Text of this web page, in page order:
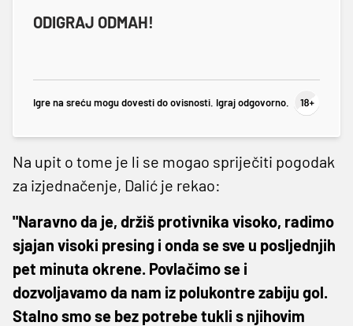
ODIGRAJ ODMAH!
Igre na sreću mogu dovesti do ovisnosti. Igraj odgovorno.
Na upit o tome je li se mogao spriječiti pogodak
za izjednačenje, Dalić je rekao:
"Naravno da je, držiš protivnika visoko, radimo
sjajan visoki presing i onda se sve u posljednjih
pet minuta okrene. Povlačimo se i
dozvoljavamo da nam iz polukontre zabiju gol.
Stalno smo se bez potrebe tukli s njihovim